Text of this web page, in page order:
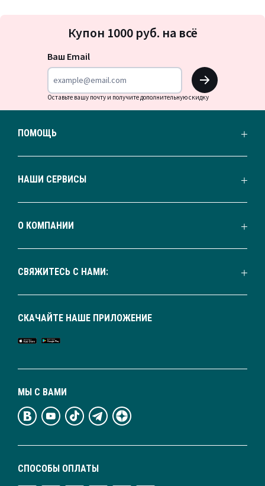
на
Купон 1000 руб. на всё
Ваш Email
OK
Оставьте вашу почту и получите дополнительную скидку
ПОМОЩЬ
НАШИ СЕРВИСЫ
О КОМПАНИИ
СВЯЖИТЕСЬ С НАМИ:
СПОСОБЫ ОПЛАТЫ
МЫ С ВАМИ
СКАЧАЙТЕ НАШЕ ПРИЛОЖЕНИЕ